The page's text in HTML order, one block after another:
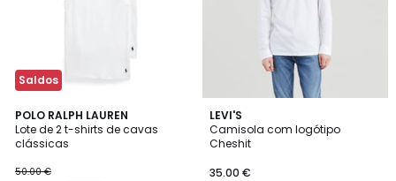
Saldos
POLO RALPH LAUREN
Lote de 2 t-shirts de cavas
clássicas
50.00 €
4,4
/ 5
LEVI'S
Camisola com logótipo
Cheshit
35.00 €
4,5
/ 5
3
Cores